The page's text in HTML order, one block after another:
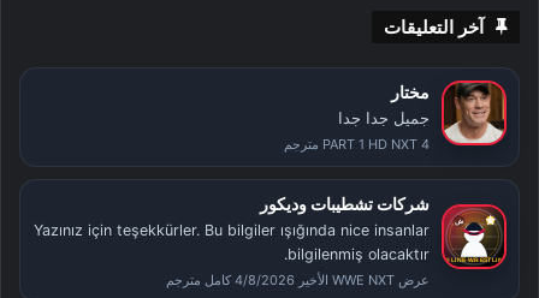
آخر التعليقات
مختار
جميل جدا جدا
PART 1 HD NXT 4 مترجم
شركات تشطيبات وديكور
Yazınız için teşekkürler. Bu bilgiler ışığında nice insanlar
bilgilenmiş olacaktır.
عرض WWE NXT الأخير 4/8/2026 كامل مترجم